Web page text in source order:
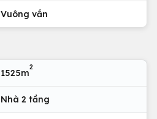
Vuông vắn
1525m
2
Nhà 2 tầng